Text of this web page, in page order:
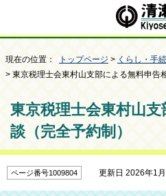
現在の位置： トップページ > くらし・手
> 東京税理士会東村山支部による無料申告
東京税理士会東村山
談（完全予約制）
ページ番号1009804 更新日 2026年1月